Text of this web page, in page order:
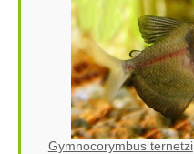
Gymnocorymbus ternetzi